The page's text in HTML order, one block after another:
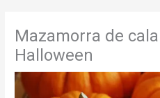
Mazamorra de
Halloween